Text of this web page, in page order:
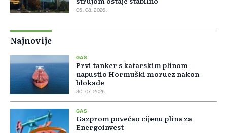
05. 08. 2026.
Najnovije
GAS
Prvi tanker s katarskim plinom
napustio Hormuški moruez nakon
blokade
30. 07. 2026.
GAS
Gazprom povećao cijenu plina za
Energoinvest